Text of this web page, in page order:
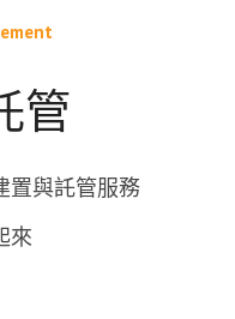
管
置與託管服務
來